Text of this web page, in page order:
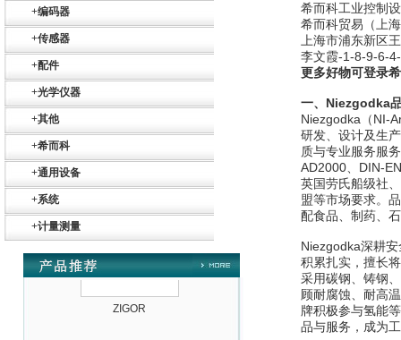
+编码器
+传感器
+配件
+光学仪器
+其他
+希而科
+通用设备
+系统
+计量测量
德国HBM
ZIGOR
希而科工业控制
希而科贸易（上
上海市浦东新区
李文霞-1-8-9-6-
更多好物可登录
一、Niezgodka
Niezgodka（NI-
研发、设计及生
质与专业服务服
AD2000、
英国劳氏船级社
盟等市场要求。
配食品、制药、
Niezgodka深耕
积累扎实，擅长
采用碳钢、铸钢
顾耐腐蚀、耐高
牌积极参与氢能
品与服务，成为